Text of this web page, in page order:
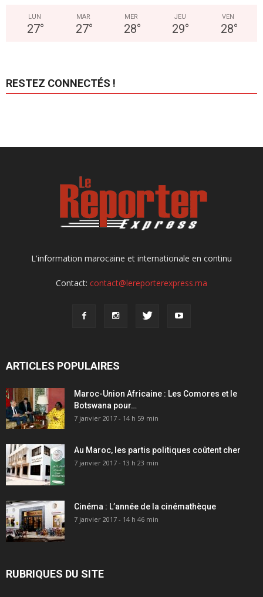
LUN
27°
MAR
27°
MER
28°
JEU
29°
VEN
28°
RESTEZ CONNECTÉS !
L'information marocaine et internationale en continu
Contact: contact@lereporterexpress.ma
ARTICLES POPULAIRES
Maroc-Union Africaine : Les Comores et le
Botswana pour…
7 janvier 2017 - 14 h 59 min
Au Maroc, les partis politiques coûtent cher
7 janvier 2017 - 13 h 23 min
Cinéma : L’année de la cinémathèque
7 janvier 2017 - 14 h 46 min
RUBRIQUES DU SITE